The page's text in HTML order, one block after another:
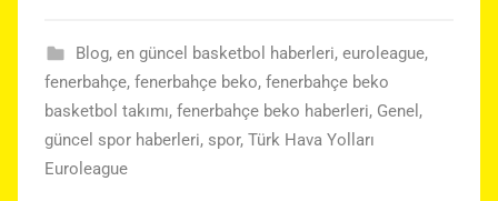
Blog, en güncel basketbol haberleri, euroleague,
fenerbahçe, fenerbahçe beko, fenerbahçe beko
basketbol takımı, fenerbahçe beko haberleri, Genel ,
güncel spor haberleri, spor, Türk Hava Yolları
Euroleague